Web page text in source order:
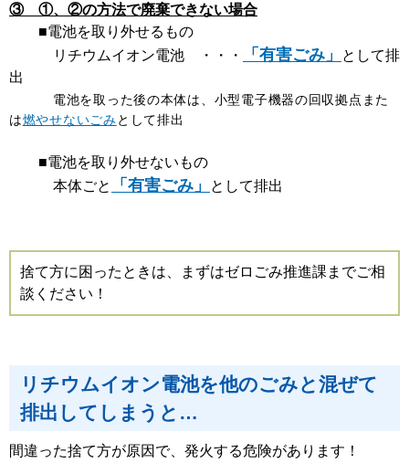
③ ①、②の方法で廃棄できない場合
■電池を取り外せるもの
リチウムイオン電池 ・・・
「有害ごみ」
として排
出
電池を取った後の本体は、小型電子機器の回収拠点また
は燃やせないごみとして排出
■電池を取り外せないもの
本体ごと
「有害ごみ」 として排出
捨て方に困ったときは、まずはゼロごみ推進課までご相
談ください！
リチウムイオン電池を他のごみと混ぜて
排出してしまうと…
間違った捨て方が原因で、発火する危険があります！